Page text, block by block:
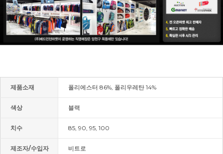
제품소재 폴리에스터 86%, 폴리우레탄 14%
색상 블랙
치수 85, 90, 95, 100
제조자/수입자 비트로